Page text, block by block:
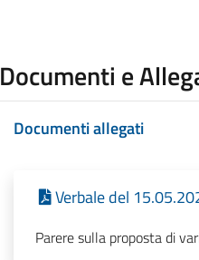
Documenti e
Documenti allegati
Verbale del
Parere sulla proposta di